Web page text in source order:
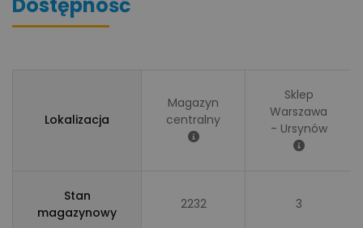
Lokalizacja
Magazyn
centralny
Sklep
Warszawa
- Ursynów
Stan
magazynowy
2232 3